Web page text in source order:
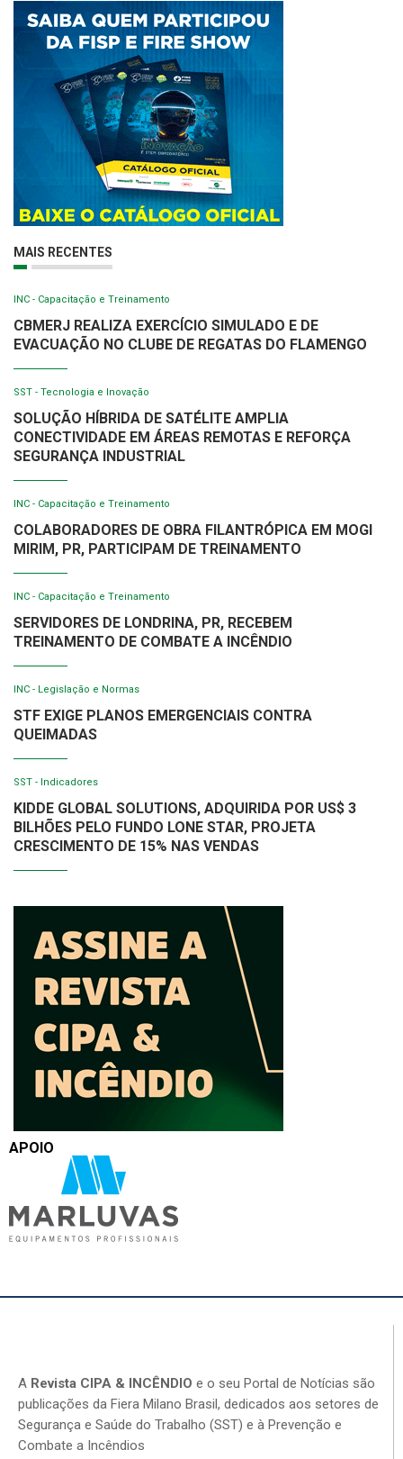
MAIS RECENTES
INC - Capacitação e Treinamento
CBMERJ REALIZA EXERCÍCIO SIMULADO E DE
EVACUAÇÃO NO CLUBE DE REGATAS DO FLAMENGO
SST - Tecnologia e Inovação
SOLUÇÃO HÍBRIDA DE SATÉLITE AMPLIA
CONECTIVIDADE EM ÁREAS REMOTAS E REFORÇA
SEGURANÇA INDUSTRIAL
INC - Capacitação e Treinamento
COLABORADORES DE OBRA FILANTRÓPICA EM MOGI
MIRIM, PR, PARTICIPAM DE TREINAMENTO
INC - Capacitação e Treinamento
SERVIDORES DE LONDRINA, PR, RECEBEM
TREINAMENTO DE COMBATE A INCÊNDIO
INC - Legislação e Normas
STF EXIGE PLANOS EMERGENCIAIS CONTRA
QUEIMADAS
SST - Indicadores
KIDDE GLOBAL SOLUTIONS, ADQUIRIDA POR US$ 3
BILHÕES PELO FUNDO LONE STAR, PROJETA
CRESCIMENTO DE 15% NAS VENDAS
APOIO
A Revista CIPA & INCÊNDIO e o seu Portal de Notícias são
publicações da Fiera Milano Brasil, dedicados aos setores de
Segurança e Saúde do Trabalho (SST) e à Prevenção e
Combate a Incêndios